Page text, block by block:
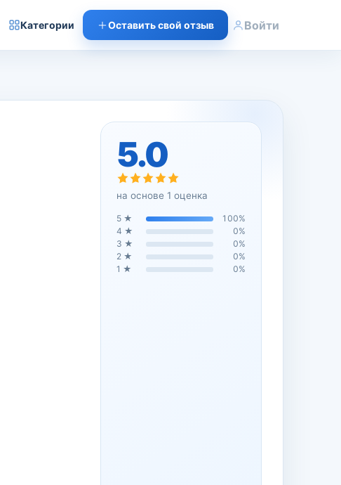
Категории Оставить свой отзыв Войти
5.0
на основе 1 оценка
5★ 100%
4 ★ 0%
3 ★ 0%
2★ 0%
1 ★ 0%